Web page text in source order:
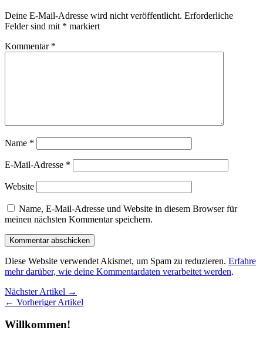
Deine E-Mail-Adresse wird nicht veröffentlicht. Erforderliche
Felder sind mit * markiert
Kommentar *
Name *
E-Mail-Adresse *
Website
Name, E-Mail-Adresse und Website in diesem Browser für
meinen nächsten Kommentar speichern.
Diese Website verwendet Akismet, um Spam zu reduzieren. Erfahre
mehr darüber, wie deine Kommentardaten verarbeitet werden.
Nächster Artikel →
← Vorheriger Artikel
Willkommen!